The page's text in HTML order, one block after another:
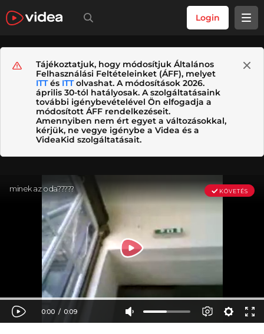
Login
Tájékoztatjuk, hogy módosítjuk Általános
Felhasználási Feltételeinket (ÁFF), melyet
ITTés ITTolvashat. A módosítások 2026.
április 30-tól hatályosak. A szolgáltatásaink
további igénybevételével Ön elfogadja a
módosított ÁFF rendelkezéseit.
Amennyiben nem ért egyet a változásokkal,
kérjük, ne vegye igénybe a Videa és a
VideaKid szolgáltatásait.